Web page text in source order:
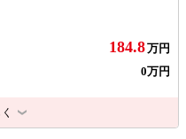
184.8万円
0万円